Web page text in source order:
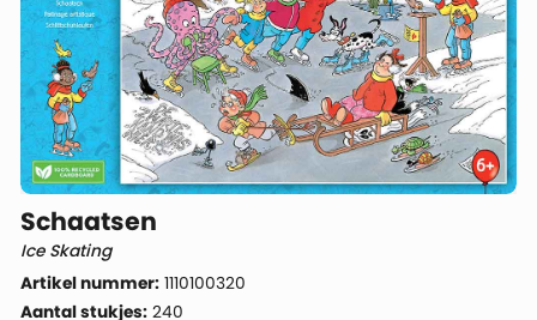
Schaatsen
Ice Skating
Artikel nummer: 1110100320
Aantal stukjes: 240